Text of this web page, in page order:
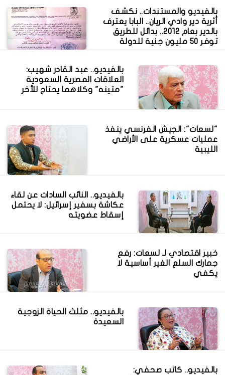
بالفيديو والمستندات.. نكشف
أثرية دير وادي الريان.. البابا يعترف
بالدير بعام 2012.. بدائل للطريق
توفر 50 مليون جنية للدولة
بالفيديو.. عبد القادر شهيب:
العلاقات المصرية السعودية
"متينه" وكلاهما يحتاج للأخر
"لسعات": الجيش الفرنسي ينفذ
عمليات عسكرية على الأراضي
الليبية
بالفيديو.. النائب السادات عن لقاء
عكاشة بسفير إسرائيل: لا يحتمل
إسقاط عضويته
خبير اقتصادي لـ لسعات: رفع
جمارك السلع الغير أساسية لا
يكفي
بالفيديو.. مثلث الحياة الزوجية
السعيدة
بالفيديو.. كاتب صحفي: